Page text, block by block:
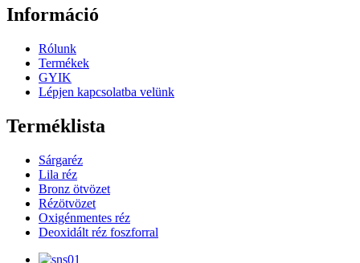
Információ
Rólunk
Termékek
GYIK
Lépjen kapcsolatba velünk
Terméklista
Sárgaréz
Lila réz
Bronz ötvözet
Rézötvözet
Oxigénmentes réz
Deoxidált réz foszforral